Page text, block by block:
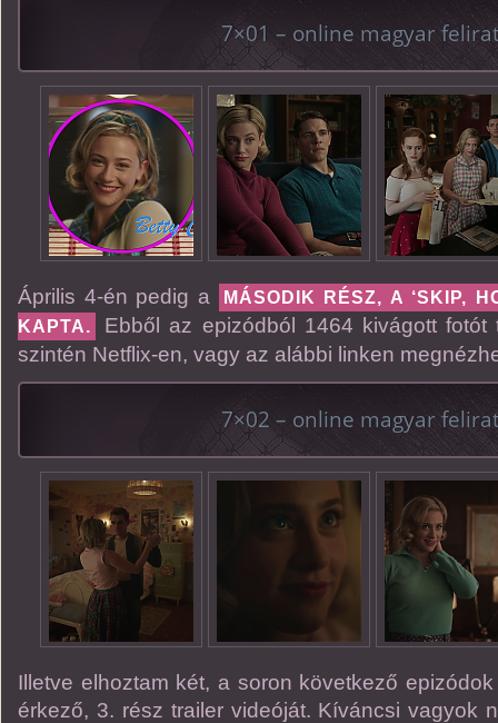
7×01 – online magyar
Április 4-én pedig a
MÁSODIK RÉSZ, A ‘SKIP,
KAPTA.
Ebből az epizódból 1464 kivágott
szintén Netflix-en, vagy az alábbi linken
7×02 – online magyar
Illetve elhoztam két, a soron következő
érkező, 3. rész trailer videóját. Kíváncsi vagyok